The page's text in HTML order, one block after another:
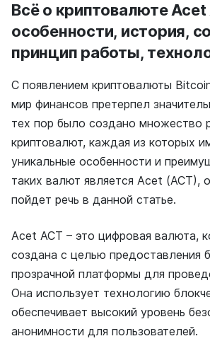
Всё о криптовалюте Acet
особенности, история,
принцип работы,
С появлением криптовалюты
мир финансов претерпел
тех пор было создано множество
криптовалют, каждая из которых
уникальные особенности и
таких валют является Acet (ACT),
пойдет речь в данной статье.
Acet ACT – это цифровая валюта,
создана с целью предоставления
прозрачной платформы для
Она использует технологию
обеспечивает высокий уровень
анонимности для пользователей.